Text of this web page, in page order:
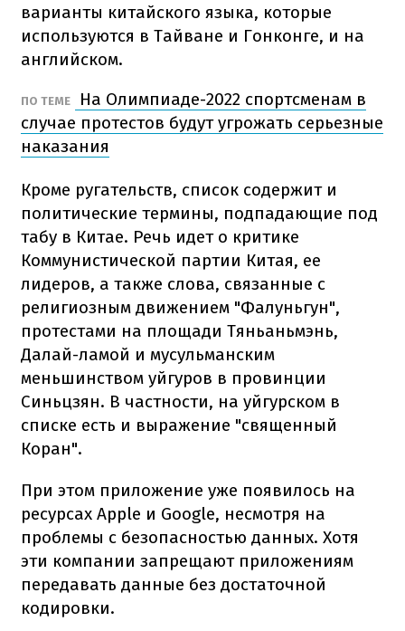
варианты китайского языка, которые
используются в Тайване и Гонконге, и на
английском.
ПО ТЕМЕ
На Олимпиаде-2022 спортсменам в
случае протестов будут угрожать серьезные
наказания
Кроме ругательств, список содержит и
политические термины, подпадающие под
табу в Китае. Речь идет о критике
Коммунистической партии Китая, ее
лидеров, а также слова, связанные с
религиозным движением "Фалуньгун",
протестами на площади Тяньаньмэнь,
Далай-ламой и мусульманским
меньшинством уйгуров в провинции
Синьцзян. В частности, на уйгурском в
списке есть и выражение "священный
Коран".
При этом приложение уже появилось на
ресурсах Apple и Google, несмотря на
проблемы с безопасностью данных. Хотя
эти компании запрещают приложениям
передавать данные без достаточной
кодировки.